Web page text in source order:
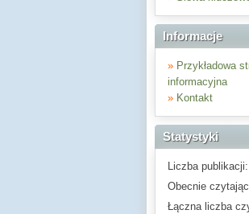
Informacje
» Przykładowa
informacyjna
» Kontakt
Statystyki
Liczba publikacji:
Obecnie
Łączna liczba